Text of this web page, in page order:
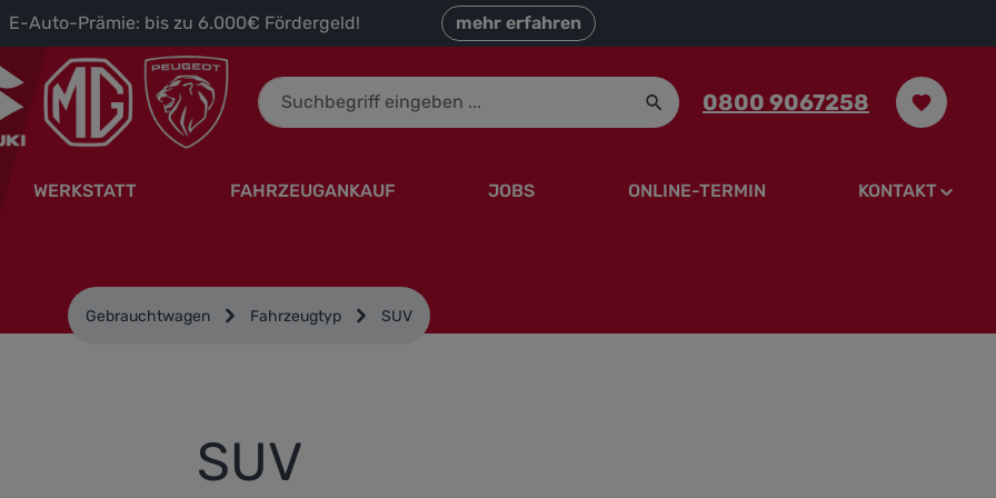
E-Auto-Prämie: bis zu 6.000€ Fördergeld! mehr erfahren
0800 9067258
WERKSTATT FAHRZEUGANKAUF JOBS ONLINE-TERMIN KONTAKT
Gebrauchtwagen Fahrzeugtyp SUV
SUV